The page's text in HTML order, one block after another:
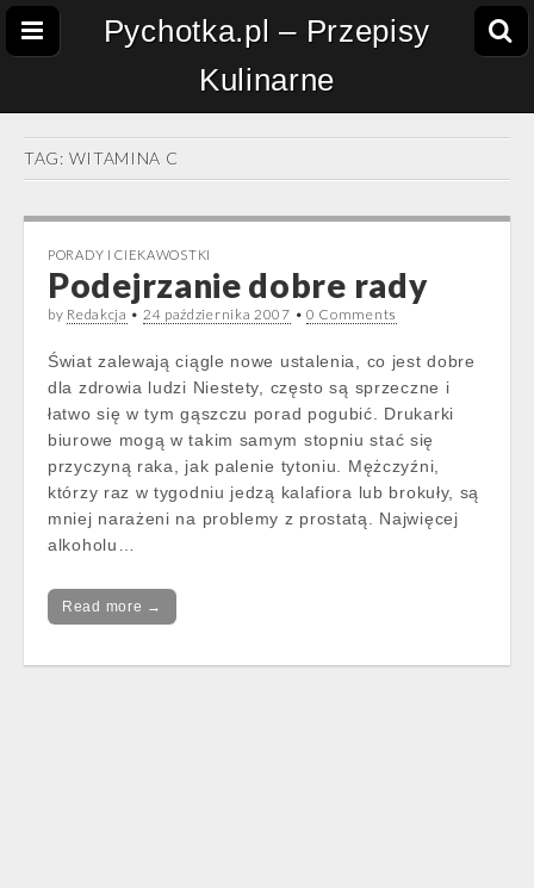
Pychotka.pl – Przepisy
Kulinarne
TAG: WITAMINA C
PORADY I CIEKAWOSTKI
Podejrzanie dobre rady
by Redakcja • 24 października 2007 • 0 Comments
Świat zalewają ciągle nowe ustalenia, co jest dobre
dla zdrowia ludzi Niestety, często są sprzeczne i
łatwo się w tym gąszczu porad pogubić. Drukarki
biurowe mogą w takim samym stopniu stać się
przyczyną raka, jak palenie tytoniu. Mężczyźni,
którzy raz w tygodniu jedzą kalafiora lub brokuły, są
mniej narażeni na problemy z prostatą. Najwięcej
alkoholu…
Read more →